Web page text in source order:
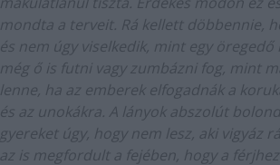
mondta a terveit. Rá kellett döbbennie,
és nem úgy viselkedik, mint egy
még ő is futni vagy zumbázni fog, mint
lenne, ha az emberek elfogadnák a
és az unokákra. A lányok abszolút
gyereket úgy, hogy nem lesz, aki vigyáz
az is megfordult a fejében, hogy a